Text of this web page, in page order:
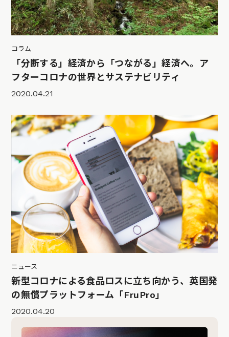
コラム
「分断する」経済から「つながる」経済へ。ア
フターコロナの世界とサステナビリティ
2020.04.21
ニュース
新型コロナによる食品ロスに立ち向かう、英国発
の無償プラットフォーム「FruPro」
2020.04.20